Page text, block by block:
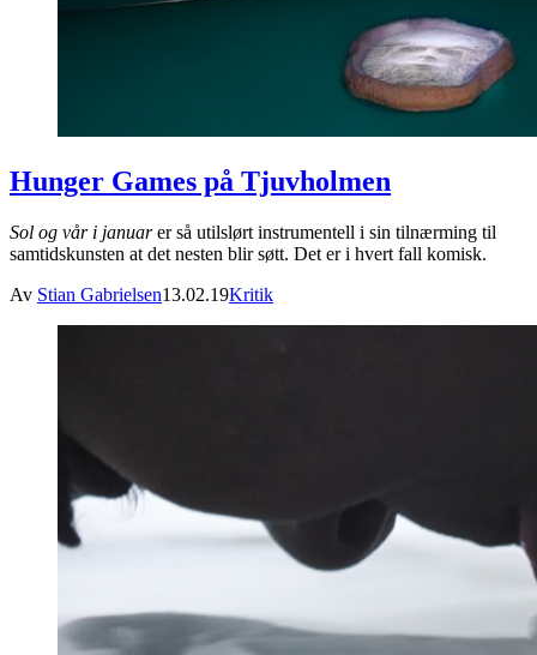
Hunger Games på Tjuvholmen
Sol og vår i januarer så utilslørt instrumentell i sin tilnærming til
samtidskunsten at det nesten blir søtt. Det er i hvert fall komisk.
Av Stian Gabrielsen13.02.19Kritik